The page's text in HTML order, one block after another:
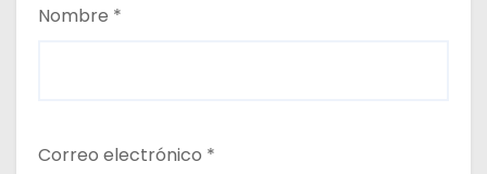
Nombre *
Correo electrónico *